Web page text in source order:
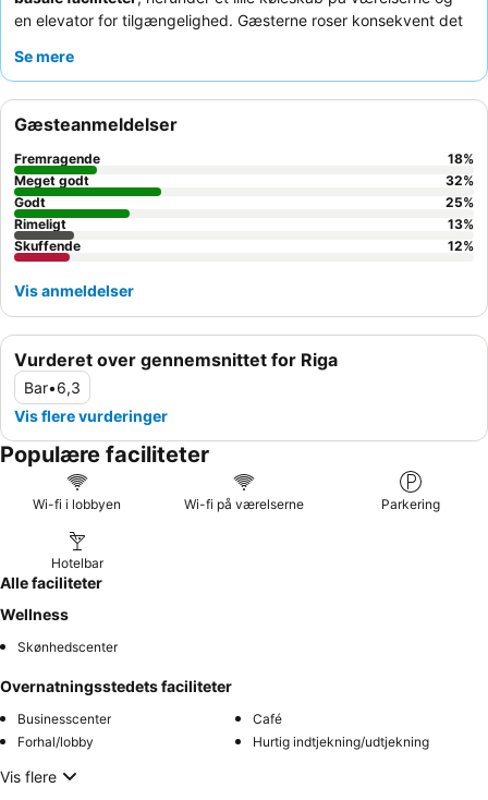
en elevator for tilgængelighed. Gæsterne roser konsekvent det
sætter pris på den varierede morgenmad, når den er
af manglen på aircondition.
Se mere
Vurderet over gennemsnittet for Riga
Bar•6,3
Vis flere vurderinger
Gæsteanmeldelser
Fremragende 18%
Meget godt
32%
Godt
25%
Rimeligt
13%
Skuffende
12%
Vis anmeldelser
Populære faciliteter
Wi-fi i lobbyen Wi-fi på værelserne Parkering
Hotelbar
Alle faciliteter
Wellness
Skønhedscenter
Overnatningsstedets faciliteter
Businesscenter
Café
Forhal/lobby
Hurtig indtjekning/udtjekning
Vis flere